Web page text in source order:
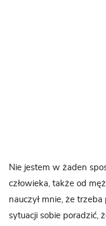
Nie jestem w żaden
człowieka, także od
nauczył mnie, że
sytuacji sobie poradzić,